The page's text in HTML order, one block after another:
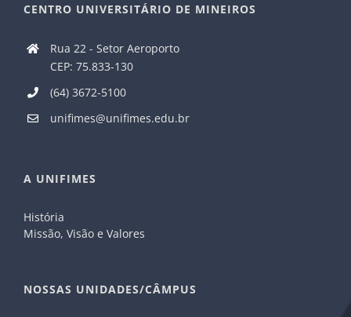
CENTRO UNIVERSITÁRIO DE MINEIROS
Rua 22 - Setor Aeroporto
CEP: 75.833-130
(64) 3672-5100
unifimes@unifimes.edu.br
A UNIFIMES
História
Missão, Visão e Valores
NOSSAS UNIDADES/CÂMPUS